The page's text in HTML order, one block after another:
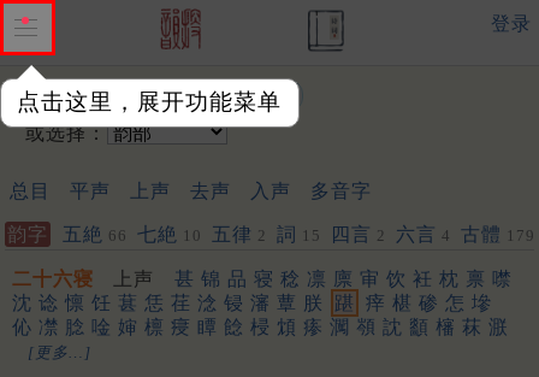
点击这里，展开功能菜单
登录
输入韵字：
或选择：
总目 平声 上声 去声 入声 多音字
韵字 五絶 66 七絶 10 五律 2 詞 15 四言 2 六言 4 古體 179
二十六寝 上声 甚 锦 品 寝 稔 凛 廪 审 饮 衽 枕 禀 噤
沈 谂 懔 饪 葚 恁 荏 淰 锓 瀋 蕈 朕 踸 㾕 椹 碜 怎 墋
伈 凚 腍 唫 婶 檩 㾛 瞫 䭃 梫 䪴 瘆 㶒 䫈 訦 顲 㰂 菻 㴨
[更多…]